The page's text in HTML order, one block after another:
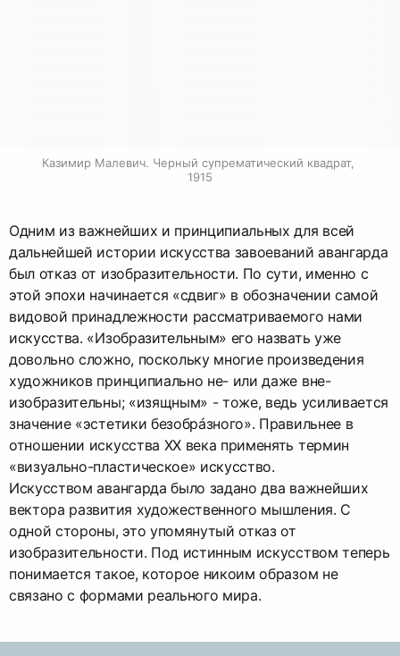
Казимир Малевич. Черный супрематический квадрат,
1915
Одним из важнейших и принципиальных для всей
дальнейшей истории искусства завоеваний авангарда
был отказ от изобразительности. По сути, именно с
этой эпохи начинается «сдвиг» в обозначении самой
видовой принадлежности рассматриваемого нами
искусства. «Изобразительным» его назвать уже
довольно сложно, поскольку многие произведения
художников принципиально не- или даже вне-
изобразительны; «изящным» - тоже, ведь усиливается
значение «эстетики безобрáзного». Правильнее в
отношении искусства ХХ века применять термин
«визуально-пластическое» искусство.
Искусством авангарда было задано два важнейших
вектора развития художественного мышления. С
одной стороны, это упомянутый отказ от
изобразительности. Под истинным искусством теперь
понимается такое, которое никоим образом не
связано с формами реального мира.